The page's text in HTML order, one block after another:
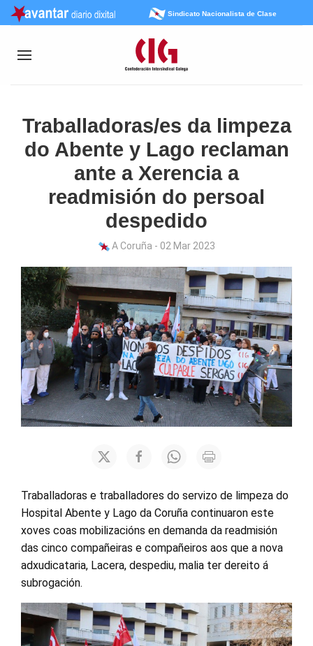
Sindicato Nacionalista de Clase
Traballadoras/es da limpeza
do Abente y Lago reclaman
ante a Xerencia a
readmisión do persoal
despedido
A Coruña - 02 Mar 2023
Traballadoras e traballadores do servizo de limpeza do
Hospital Abente y Lago da Coruña continuaron este
xoves coas mobilizacións en demanda da readmisión
das cinco compañeiras e compañeiros aos que a nova
adxudicataria, Lacera, despediu, malia ter dereito á
subrogación.